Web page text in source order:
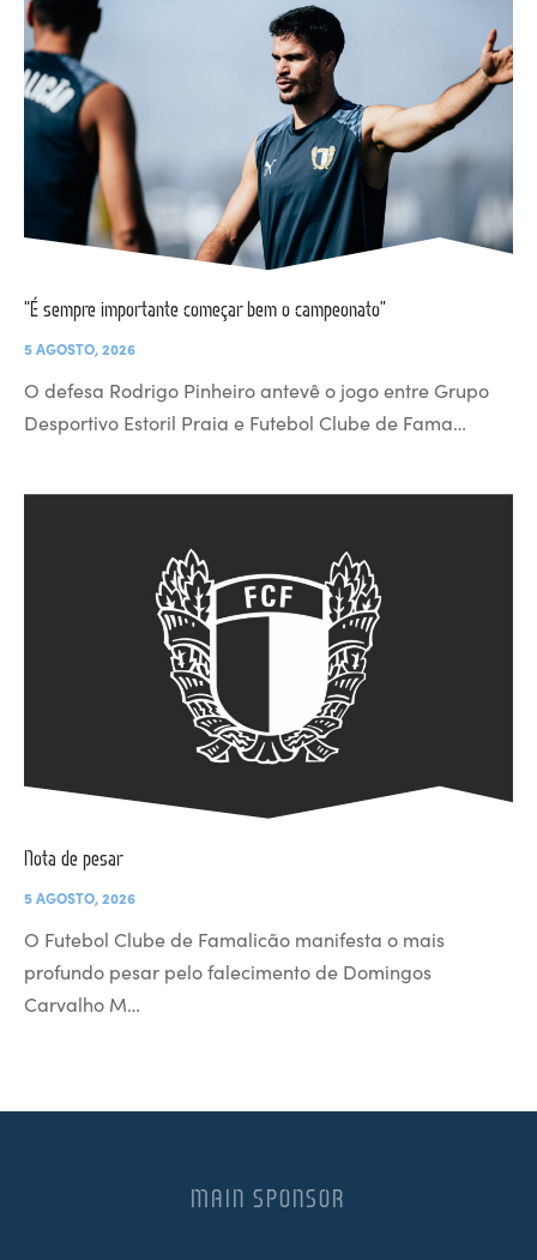
“É sempre importante começar bem o campeonato”
5 AGOSTO, 2026
O defesa Rodrigo Pinheiro antevê o jogo entre Grupo
Desportivo Estoril Praia e Futebol Clube de Fama…
Nota de pesar
5 AGOSTO, 2026
O Futebol Clube de Famalicão manifesta o mais
profundo pesar pelo falecimento de Domingos
Carvalho M…
MAIN SPONSOR